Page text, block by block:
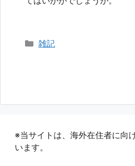
カ
雑記
※当サイトは、海外在住者に向
います。